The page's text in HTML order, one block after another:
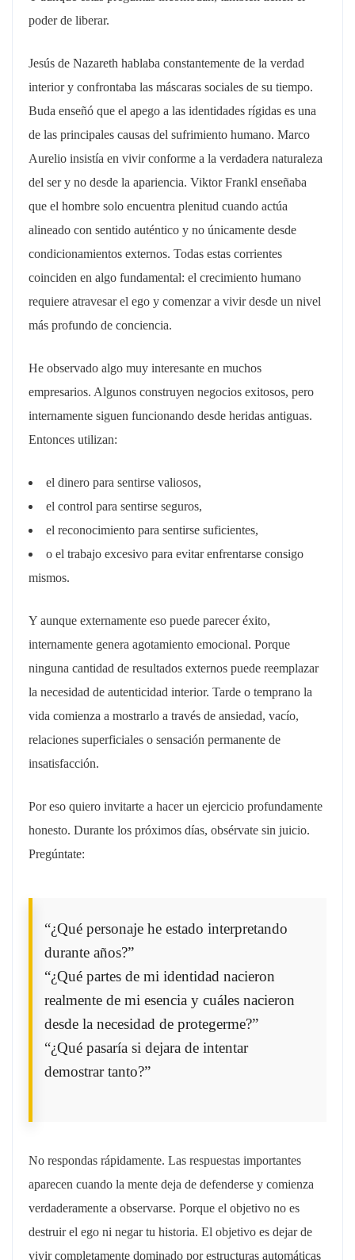
poder de liberar.
Jesús de Nazareth hablaba constantemente de la verdad
interior y confrontaba las máscaras sociales de su tiempo.
Buda enseñó que el apego a las identidades rígidas es una
de las principales causas del sufrimiento humano. Marco
Aurelio insistía en vivir conforme a la verdadera naturaleza
del ser y no desde la apariencia. Viktor Frankl enseñaba
que el hombre solo encuentra plenitud cuando actúa
alineado con sentido auténtico y no únicamente desde
condicionamientos externos. Todas estas corrientes
coinciden en algo fundamental: el crecimiento humano
requiere atravesar el ego y comenzar a vivir desde un nivel
más profundo de conciencia.
He observado algo muy interesante en muchos
empresarios. Algunos construyen negocios exitosos, pero
internamente siguen funcionando desde heridas antiguas.
Entonces utilizan:
el dinero para sentirse valiosos,
el control para sentirse seguros,
el reconocimiento para sentirse suficientes,
o el trabajo excesivo para evitar enfrentarse consigo
mismos.
Y aunque externamente eso puede parecer éxito,
internamente genera agotamiento emocional. Porque
ninguna cantidad de resultados externos puede reemplazar
la necesidad de autenticidad interior. Tarde o temprano la
vida comienza a mostrarlo a través de ansiedad, vacío,
relaciones superficiales o sensación permanente de
insatisfacción.
Por eso quiero invitarte a hacer un ejercicio profundamente
honesto. Durante los próximos días, obsérvate sin juicio.
Pregúntate:
“¿Qué personaje he estado interpretando
durante años?”
“¿Qué partes de mi identidad nacieron
realmente de mi esencia y cuáles nacieron
desde la necesidad de protegerme?”
“¿Qué pasaría si dejara de intentar
demostrar tanto?”
No respondas rápidamente. Las respuestas importantes
aparecen cuando la mente deja de defenderse y comienza
verdaderamente a observarse. Porque el objetivo no es
destruir el ego ni negar tu historia. El objetivo es dejar de
vivir completamente dominado por estructuras automáticas